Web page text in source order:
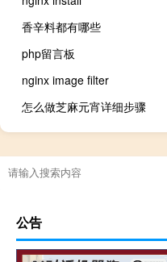
香辛料都有哪些
php留言板
nginx image filter
怎么做芝麻元宵详细步骤
公告